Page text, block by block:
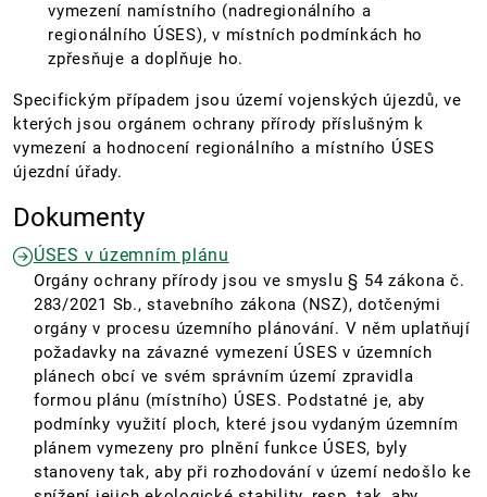
vymezení namístního (nadregionálního a
regionálního ÚSES), v místních podmínkách ho
zpřesňuje a doplňuje ho.
Specifickým případem jsou území vojenských újezdů, ve
kterých jsou orgánem ochrany přírody příslušným k
vymezení a hodnocení regionálního a místního ÚSES
újezdní úřady.
Dokumenty
ÚSES v územním plánu
Orgány ochrany přírody jsou ve smyslu § 54 zákona č.
283/2021 Sb., stavebního zákona (NSZ), dotčenými
orgány v procesu územního plánování. V něm uplatňují
požadavky na závazné vymezení ÚSES v územních
plánech obcí ve svém správním území zpravidla
formou plánu (místního) ÚSES. Podstatné je, aby
podmínky využití ploch, které jsou vydaným územním
plánem vymezeny pro plnění funkce ÚSES, byly
stanoveny tak, aby při rozhodování v území nedošlo ke